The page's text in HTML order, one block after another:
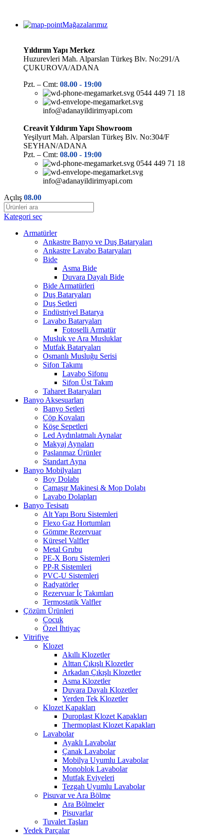
Mağazalarımız
Yıldırım Yapı Merkez
Huzurevleri Mah. Alparslan Türkeş Blv. No:291/A
ÇUKUROVA/ADANA
Pzt. – Cmt: 08.00 - 19:00
0544 449 71 18
info@adanayildirimyapi.com
Creavit Yıldırım Yapı Showroom
Yeşilyurt Mah. Alparslan Türkeş Blv. No:304/F
SEYHAN/ADANA
Pzt. – Cmt: 08.00 - 19:00
0544 449 71 18
info@adanayildirimyapi.com
Açılış 08.00
Kategori seç
Armatürler
Ankastre Banyo ve Duş Bataryaları
Ankastre Lavabo Bataryaları
Bide
Asma Bide
Duvara Dayalı Bide
Bide Armatürleri
Duş Bataryaları
Duş Setleri
Endüstriyel Batarya
Lavabo Bataryaları
Fotoselli Armatür
Musluk ve Ara Musluklar
Mutfak Bataryaları
Osmanlı Musluğu Serisi
Sifon Takımı
Lavabo Sifonu
Sifon Üst Takım
Taharet Bataryaları
Banyo Aksesuarları
Banyo Setleri
Çöp Kovaları
Köşe Sepetleri
Led Aydınlatmalı Aynalar
Makyaj Aynaları
Paslanmaz Ürünler
Standart Ayna
Banyo Mobilyaları
Boy Dolabı
Çamaşır Makinesi & Mop Dolabı
Lavabo Dolapları
Banyo Tesisatı
Alt Yapı Boru Sistemleri
Flexo Gaz Hortumları
Gömme Rezervuar
Küresel Valfler
Metal Grubu
PE-X Boru Sistemleri
PP-R Sistemleri
PVC-U Sistemleri
Radyatörler
Rezervuar İç Takımları
Termostatik Valfler
Çözüm Ürünleri
Çocuk
Özel İhtiyaç
Vitrifiye
Klozet
Akıllı Klozetler
Alttan Çıkışlı Klozetler
Arkadan Çıkışlı Klozetler
Asma Klozetler
Duvara Dayalı Klozetler
Yerden Tek Klozetler
Klozet Kapakları
Duroplast Klozet Kapakları
Thermoplast Klozet Kapakları
Lavabolar
Ayaklı Lavabolar
Çanak Lavabolar
Mobilya Uyumlu Lavabolar
Monoblok Lavabolar
Mutfak Eviyeleri
Tezgah Uyumlu Lavabolar
Pisuvar ve Ara Bölme
Ara Bölmeler
Pisuvarlar
Tuvalet Taşları
Yedek Parçalar